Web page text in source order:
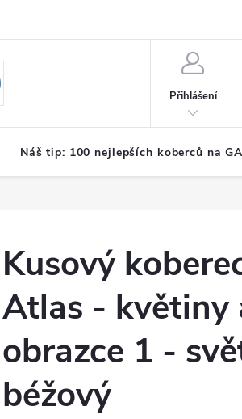
Přihlášení
Náš tip: 100 nejlepších koberců na
Kusový
Atlas - květiny
obrazce 1 -
béžový